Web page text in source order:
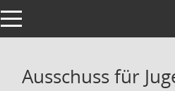
Toggle navigation
Ausschuss für